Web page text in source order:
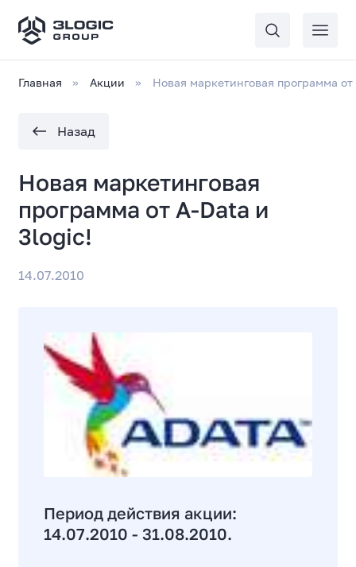
Главная Акции Новая маркетинговая программа
Назад
Новая маркетинговая
программа от A-Data и
3logic!
14.07.2010
Период действия акции:
14.07.2010 - 31.08.2010.